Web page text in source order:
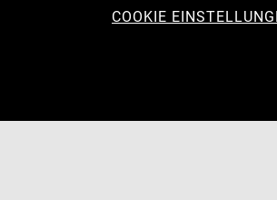
COOKIE